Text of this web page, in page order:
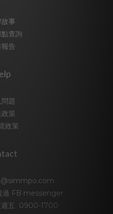
事
查詢
告
題
策
政策
過 FB messenger
週五 0900-1700